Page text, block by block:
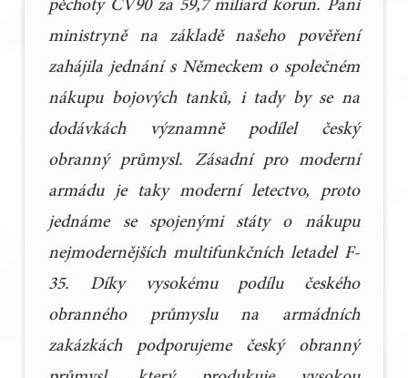
pěchoty CV90 za 59,7 miliard korun. Paní
ministryně na základě našeho pověření
zahájila jednání s Německem o společném
nákupu bojových tanků, i tady by se na
dodávkách významně podílel český
obranný průmysl. Zásadní pro moderní
armádu je taky moderní letectvo, proto
jednáme se spojenými státy o nákupu
nejmodernějších multifunkčních letadel F-
35. Díky vysokému podílu českého
obranného průmyslu na armádních
zakázkách podporujeme český obranný